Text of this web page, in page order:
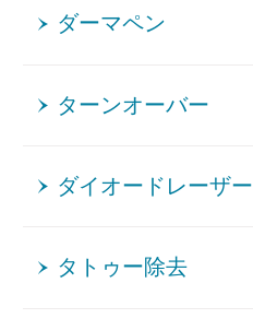
ダーマペン
ターンオーバー
ダイオードレーザー
タトゥー除去